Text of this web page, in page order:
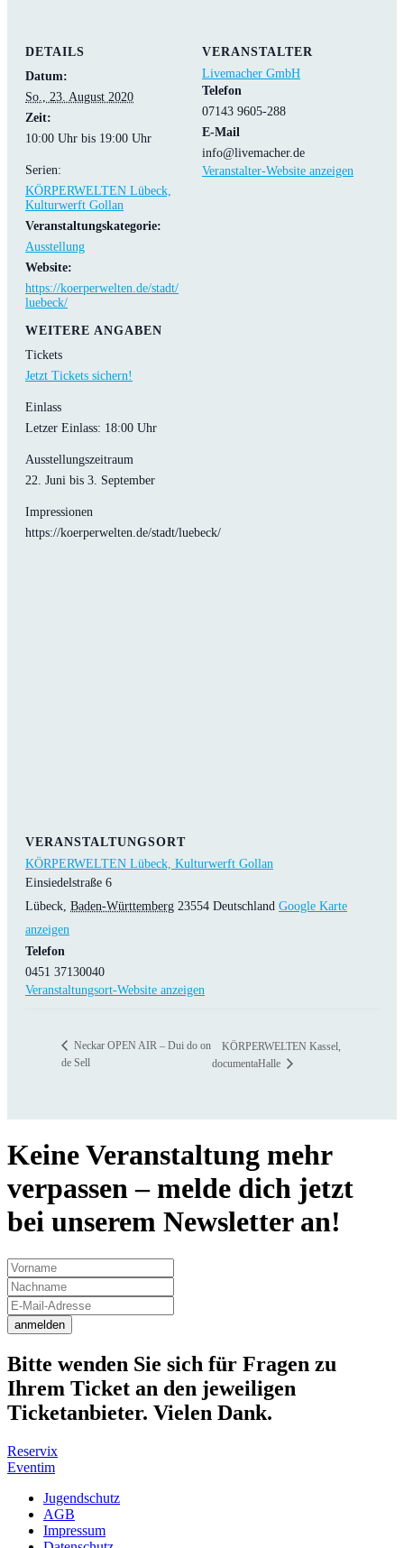
DETAILS
Datum:
So., 23. August 2020
Zeit:
10:00 Uhr bis 19:00 Uhr
Serien:
KÖRPERWELTEN Lübeck,
Kulturwerft Gollan
Veranstaltungskategorie:
Ausstellung
Website:
https://koerperwelten.de/stadt/
luebeck/
VERANSTALTER
Livemacher GmbH
Telefon
07143 9605-288
E-Mail
info@livemacher.de
Veranstalter-Website anzeigen
WEITERE ANGABEN
Tickets
Jetzt Tickets sichern!
Einlass
Letzer Einlass: 18:00 Uhr
Ausstellungszeitraum
22. Juni bis 3. September
Impressionen
https://koerperwelten.de/stadt/luebeck/
VERANSTALTUNGSORT
KÖRPERWELTEN Lübeck, Kulturwerft Gollan
Einsiedelstraße 6
Lübeck Baden-Württemberg 23554 Deutschland Google Karte
anzeigen
Telefon
0451 37130040
Veranstaltungsort-Website anzeigen
Neckar OPEN AIR – Dui do on
de Sell
KÖRPERWELTEN Kassel,
documentaHalle
Keine Veranstaltung mehr
verpassen – melde dich jetzt
bei unserem Newsletter an!
anmelden
Bitte wenden Sie sich für Fragen zu
Ihrem Ticket an den jeweiligen
Ticketanbieter. Vielen Dank.
Reservix
Eventim
Jugendschutz
AGB
Impressum